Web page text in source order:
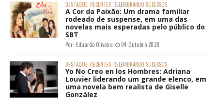
DESTAQUE RECENTES RELEMBRANDO SUCESSOS
A Cor da Paixão: Um drama familiar
rodeado de suspense, em uma das
novelas mais esperadas pelo público do
SBT
Por: Eduardo Oliveira 04 Outubro 2020
DESTAQUE RECENTES RELEMBRANDO SUCESSOS
Yo No Creo en los Hombres: Adriana
Louvier liderando um grande elenco, em
uma novela bem realista de Giselle
González